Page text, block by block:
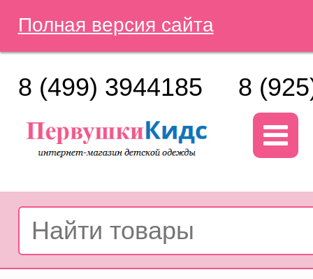
Полная версия сайта
8 (499) 3944185 8